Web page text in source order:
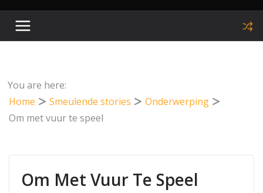
You are here:
Home
Smeulende stories
Onderwerping
Om met vuur te speel
Om Met Vuur Te Speel